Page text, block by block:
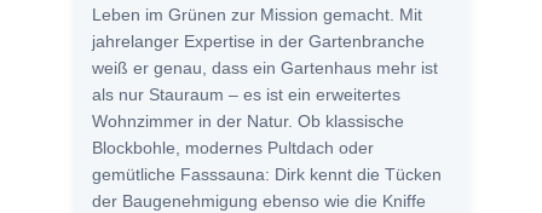
Leben im Grünen zur Mission gemacht. Mit
jahrelanger Expertise in der Gartenbranche
weiß er genau, dass ein Gartenhaus mehr ist
als nur Stauraum – es ist ein erweitertes
Wohnzimmer in der Natur. Ob klassische
Blockbohle, modernes Pultdach oder
gemütliche Fasssauna: Dirk kennt die Tücken
der Baugenehmigung ebenso wie die Kniffe